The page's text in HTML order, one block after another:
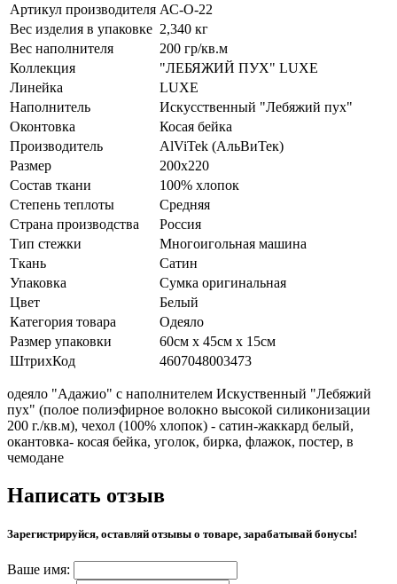
Артикул производителя АС-О-22
Вес изделия в упаковке 2,340 кг
Вес наполнителя
200 гр/кв.м
Коллекция
"ЛЕБЯЖИЙ ПУХ" LUXE
Линейка
LUXE
Наполнитель
Искусственный "Лебяжий пух"
Оконтовка
Косая бейка
Производитель
AlViTek (АльВиТек)
Размер
200х220
Состав ткани
100% хлопок
Степень теплоты
Средняя
Страна производства
Россия
Тип стежки
Многоигольная машина
Ткань
Сатин
Упаковка
Сумка оригинальная
Цвет
Белый
Категория товара
Одеяло
Размер упаковки
60см х 45см х 15см
ШтрихКод
4607048003473
одеяло "Адажио" с наполнителем Искуственный "Лебяжий
пух" (полое полиэфирное волокно высокой силиконизации
200 г./кв.м), чехол (100% хлопок) - сатин-жаккард белый,
окантовка- косая бейка, уголок, бирка, флажок, постер, в
чемодане
Написать отзыв
Зарегистрируйся, оставляй отзывы о товаре, зарабатывай бонусы!
Ваше имя: